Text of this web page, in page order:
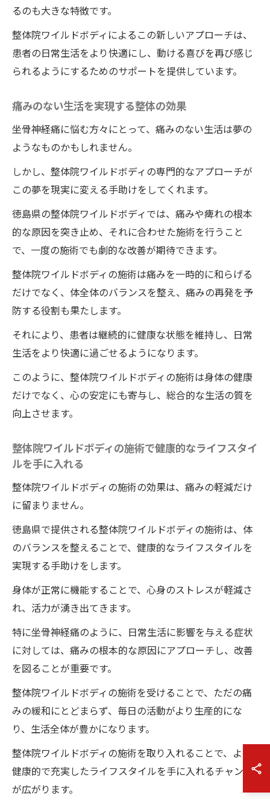
るのも大きな特徴です。
整体院ワイルドボディによるこの新しいアプローチは、
患者の日常生活をより快適にし、動ける喜びを再び感じ
られるようにするためのサポートを提供しています。
痛みのない生活を実現する整体の効果
坐骨神経痛に悩む方々にとって、痛みのない生活は夢の
ようなものかもしれません。
しかし、整体院ワイルドボディの専門的なアプローチが
この夢を現実に変える手助けをしてくれます。
徳島県の整体院ワイルドボディでは、痛みや痺れの根本
的な原因を突き止め、それに合わせた施術を行うこと
で、一度の施術でも劇的な改善が期待できます。
整体院ワイルドボディの施術は痛みを一時的に和らげる
だけでなく、体全体のバランスを整え、痛みの再発を予
防する役割も果たします。
それにより、患者は継続的に健康な状態を維持し、日常
生活をより快適に過ごせるようになります。
このように、整体院ワイルドボディの施術は身体の健康
だけでなく、心の安定にも寄与し、総合的な生活の質を
向上させます。
整体院ワイルドボディの施術で健康的なライフスタイ
ルを手に入れる
整体院ワイルドボディの施術の効果は、痛みの軽減だけ
に留まりません。
徳島県で提供される整体院ワイルドボディの施術は、体
のバランスを整えることで、健康的なライフスタイルを
実現する手助けをします。
身体が正常に機能することで、心身のストレスが軽減さ
れ、活力が湧き出てきます。
特に坐骨神経痛のように、日常生活に影響を与える症状
に対しては、痛みの根本的な原因にアプローチし、改善
を図ることが重要です。
整体院ワイルドボディの施術を受けることで、ただの痛
みの緩和にとどまらず、毎日の活動がより生産的にな
り、生活全体が豊かになります。
整体院ワイルドボディの施術を取り入れることで、より
健康的で充実したライフスタイルを手に入れるチャンス
が広がります。